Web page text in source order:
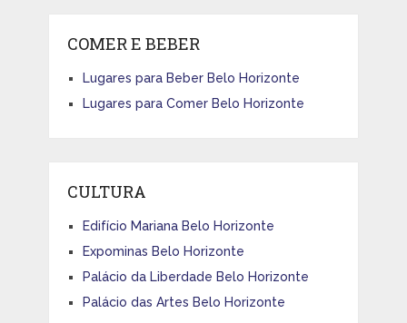
COMER E BEBER
Lugares para Beber Belo Horizonte
Lugares para Comer Belo Horizonte
CULTURA
Edifício Mariana Belo Horizonte
Expominas Belo Horizonte
Palácio da Liberdade Belo Horizonte
Palácio das Artes Belo Horizonte